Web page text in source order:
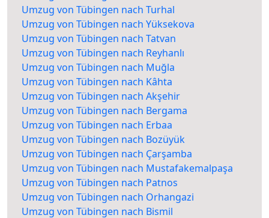
Umzug von Tübingen nach Turhal
Umzug von Tübingen nach Yüksekova
Umzug von Tübingen nach Tatvan
Umzug von Tübingen nach Reyhanlı
Umzug von Tübingen nach Muğla
Umzug von Tübingen nach Kâhta
Umzug von Tübingen nach Akşehir
Umzug von Tübingen nach Bergama
Umzug von Tübingen nach Erbaa
Umzug von Tübingen nach Bozüyük
Umzug von Tübingen nach Çarşamba
Umzug von Tübingen nach Mustafakemalpaşa
Umzug von Tübingen nach Patnos
Umzug von Tübingen nach Orhangazi
Umzug von Tübingen nach Bismil